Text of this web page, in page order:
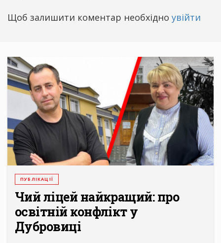
Щоб залишити коментар необхідно увійти
ПУБЛІКАЦІЇ
Чий ліцей найкращий: про
освітній конфлікт у
Дубровиці